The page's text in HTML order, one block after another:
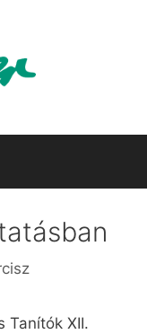
Tanítók XII.